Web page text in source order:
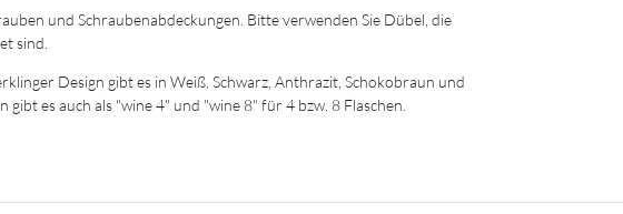
und Schraubenabdeckungen. Bitte verwenden Sie Dübel, die
sind.
Design gibt es in Weiß, Schwarz, Anthrazit, Schokobraun und
es auch als "wine 4" und "wine 8" für 4 bzw. 8 Flaschen.